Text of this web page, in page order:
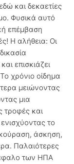
και δεκαετίες
Φυσικά αυτό
επέμβαση
Η αλήθεια: Οι
επισκιάζει
χρόνιο οίδημα
μειώνοντας
μια
τροφές και
το
άσκηση,
Παλαιότερες
των ΗΠΑ